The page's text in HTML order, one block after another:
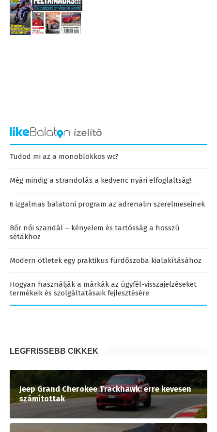
Tudod mi az a monoblokkos wc?
Még mindig a strandolás a kedvenc nyári elfoglaltság!
6 izgalmas balatoni program az adrenalin szerelmeseinek
Bőr női szandál – kényelem és tartósság a hosszú
sétákhoz
Modern ötletek egy praktikus fürdőszoba kialakításához
Hogyan használják a márkák az ügyfél-visszajelzéseket
termékeik és szolgáltatásaik fejlesztésére
LEGFRISSEBB CIKKEK
Jeep Grand Cherokee Trackhawk: erre kevesen
számítottak